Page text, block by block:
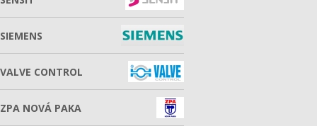
SIEMENS
VALVE CONTROL
ZPA NOVÁ PAKA